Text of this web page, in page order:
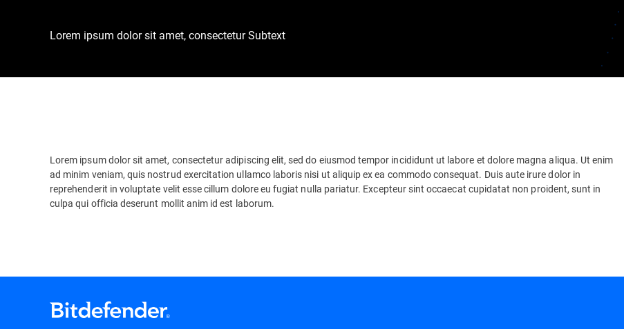
Lorem ipsum dolor sit amet, consectetur Subtext
Lorem ipsum dolor sit amet, consectetur adipiscing elit, sed do eiusmod tempor incididunt ut labore et dolore magna aliqua. Ut enim
ad minim veniam, quis nostrud exercitation ullamco laboris nisi ut aliquip ex ea commodo consequat. Duis aute irure dolor in
reprehenderit in voluptate velit esse cillum dolore eu fugiat nulla pariatur. Excepteur sint occaecat cupidatat non proident, sunt in
culpa qui officia deserunt mollit anim id est laborum.